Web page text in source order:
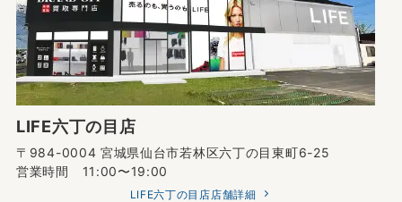
LIFE六丁の目店
〒984-0004 宮城県仙台市若林区六丁の目東町6-25
営業時間 11:00〜19:00
LIFE六丁の目店店舗詳細